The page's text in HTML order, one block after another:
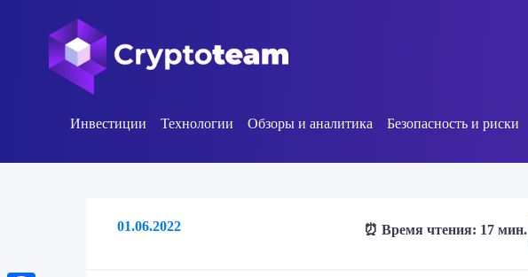
Инвестиции Технологии Обзоры и аналитика Безопасность и риски
01.06.2022 ⏰ Время чтения: 17 мин.